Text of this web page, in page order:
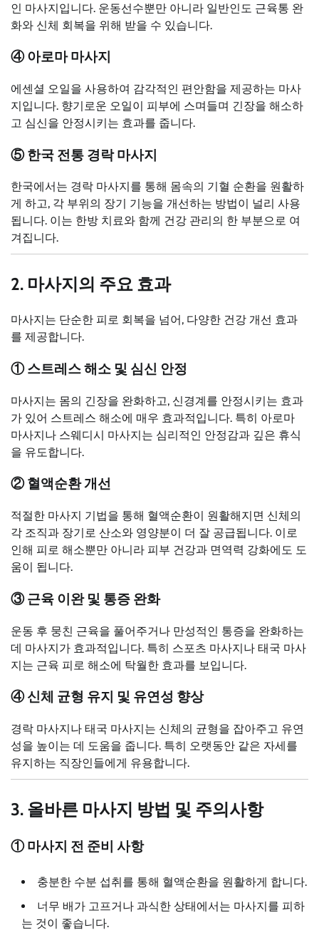
인 마사지입니다. 운동선수뿐만 아니라 일반인도 근육통 완
화와 신체 회복을 위해 받을 수 있습니다.
④ 아로마 마사지
에센셜 오일을 사용하여 감각적인 편안함을 제공하는 마사
지입니다. 향기로운 오일이 피부에 스며들며 긴장을 해소하
고 심신을 안정시키는 효과를 줍니다.
⑤ 한국 전통 경락 마사지
한국에서는 경락 마사지를 통해 몸속의 기혈 순환을 원활하
게 하고, 각 부위의 장기 기능을 개선하는 방법이 널리 사용
됩니다. 이는 한방 치료와 함께 건강 관리의 한 부분으로 여
겨집니다.
2. 마사지의 주요 효과
마사지는 단순한 피로 회복을 넘어, 다양한 건강 개선 효과
를 제공합니다.
① 스트레스 해소 및 심신 안정
마사지는 몸의 긴장을 완화하고, 신경계를 안정시키는 효과
가 있어 스트레스 해소에 매우 효과적입니다. 특히 아로마
마사지나 스웨디시 마사지는 심리적인 안정감과 깊은 휴식
을 유도합니다.
② 혈액순환 개선
적절한 마사지 기법을 통해 혈액순환이 원활해지면 신체의
각 조직과 장기로 산소와 영양분이 더 잘 공급됩니다. 이로
인해 피로 해소뿐만 아니라 피부 건강과 면역력 강화에도 도
움이 됩니다.
③ 근육 이완 및 통증 완화
운동 후 뭉친 근육을 풀어주거나 만성적인 통증을 완화하는
데 마사지가 효과적입니다. 특히 스포츠 마사지나 태국 마사
지는 근육 피로 해소에 탁월한 효과를 보입니다.
④ 신체 균형 유지 및 유연성 향상
경락 마사지나 태국 마사지는 신체의 균형을 잡아주고 유연
성을 높이는 데 도움을 줍니다. 특히 오랫동안 같은 자세를
유지하는 직장인들에게 유용합니다.
3. 올바른 마사지 방법 및 주의사항
① 마사지 전 준비 사항
충분한 수분 섭취를 통해 혈액순환을 원활하게 합니다.
너무 배가 고프거나 과식한 상태에서는 마사지를 피하
는 것이 좋습니다.